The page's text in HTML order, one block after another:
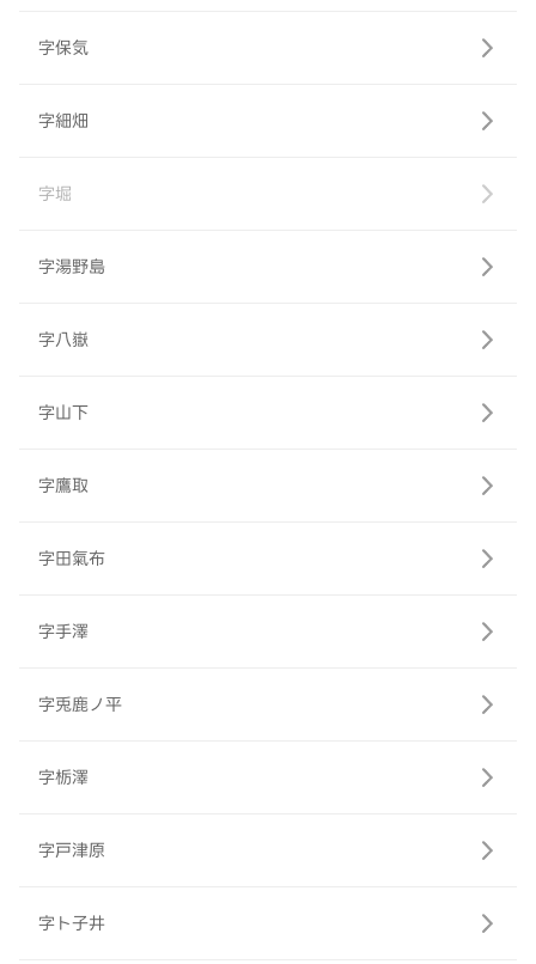
字保気
字細畑
字堀
字湯野島
字八嶽
字山下
字鷹取
字田氣布
字手澤
字兎鹿ノ平
字栃澤
字戸津原
字ト子井